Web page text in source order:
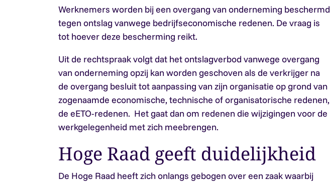
Werknemers worden bij een overgang van onderneming beschermd
tegen ontslag vanwege bedrijfseconomische redenen. De vraag is
tot hoever deze bescherming reikt.
Uit de rechtspraak volgt dat het ontslagverbod vanwege overgang
van onderneming opzij kan worden geschoven als de verkrijger na
de overgang besluit tot aanpassing van zijn organisatie op grond van
zogenaamde economische, technische of organisatorische redenen,
de eETO-redenen. Het gaat dan om redenen die wijzigingen voor de
werkgelegenheid met zich meebrengen.
Hoge Raad geeft duidelijkheid
De Hoge Raad heeft zich onlangs gebogen over een zaak waarbij